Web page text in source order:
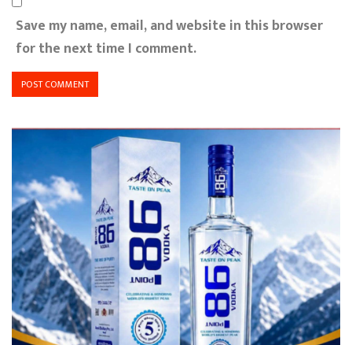
Save my name, email, and website in this browser
for the next time I comment.